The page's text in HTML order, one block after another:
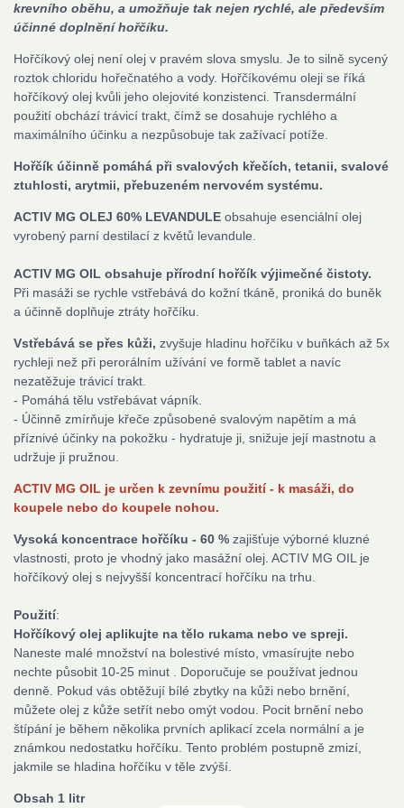
krevního oběhu, a umožňuje tak nejen rychlé, ale především
účinné doplnění hořčíku.
Hořčíkový olej není olej v pravém slova smyslu. Je to silně sycený
roztok chloridu hořečnatého a vody. Hořčíkovému oleji se říká
hořčíkový olej kvůli jeho olejovité konzistenci. Transdermální
použití obchází trávicí trakt, čímž se dosahuje rychlého a
maximálního účinku a nezpůsobuje tak zažívací potíže.
Hořčík účinně pomáhá při svalových křečích, tetanii, svalové
ztuhlosti, arytmii, přebuzeném nervovém systému.
ACTIV MG OLEJ 60% LEVANDULE obsahuje esenciální olej
vyrobený parní destilací z květů levandule.
ACTIV MG OIL obsahuje přírodní hořčík výjimečné čistoty.
Při masáži se rychle vstřebává do kožní tkáně, proniká do buněk
a účinně doplňuje ztráty hořčíku.
Vstřebává se přes kůži, zvyšuje hladinu hořčíku v buňkách až 5x
rychleji než při perorálním užívání ve formě tablet a navíc
nezatěžuje trávicí trakt.
- Pomáhá tělu vstřebávat vápník.
- Účinně zmírňuje křeče způsobené svalovým napětím a má
příznivé účinky na pokožku - hydratuje ji, snižuje její mastnotu a
udržuje ji pružnou.
ACTIV MG OIL je určen k zevnímu použití - k masáži, do
koupele nebo do koupele nohou.
Vysoká koncentrace hořčíku - 60 % zajišťuje výborné kluzné
vlastnosti, proto je vhodný jako masážní olej. ACTIV MG OIL je
hořčíkový olej s nejvyšší koncentrací hořčíku na trhu.
Použití:
Hořčíkový olej aplikujte na tělo rukama nebo ve spreji.
Naneste malé množství na bolestivé místo, vmasírujte nebo
nechte působit 10-25 minut . Doporučuje se používat jednou
denně. Pokud vás obtěžují bílé zbytky na kůži nebo brnění,
můžete olej z kůže setřít nebo omýt vodou. Pocit brnění nebo
štípání je během několika prvních aplikací zcela normální a je
známkou nedostatku hořčíku. Tento problém postupně zmizí,
jakmile se hladina hořčíku v těle zvýší.
Obsah 1 litr